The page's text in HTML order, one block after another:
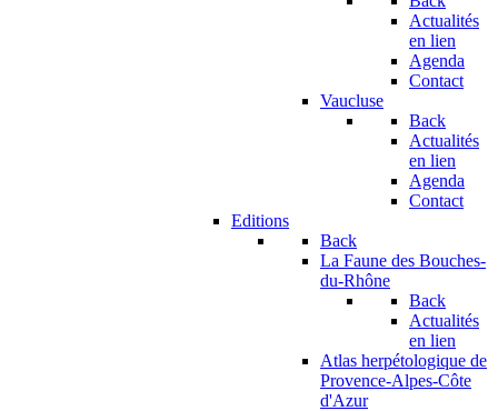
Actualités
en lien
Agenda
Contact
Vaucluse
Back
Actualités
en lien
Agenda
Contact
Editions
Back
La Faune des Bouches-
du-Rhône
Back
Actualités
en lien
Atlas herpétologique de
Provence-Alpes-Côte
d'Azur